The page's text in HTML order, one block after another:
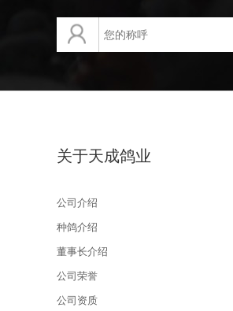
关于天成鸽业
公司介绍
种鸽介绍
董事长介绍
公司荣誉
公司资质